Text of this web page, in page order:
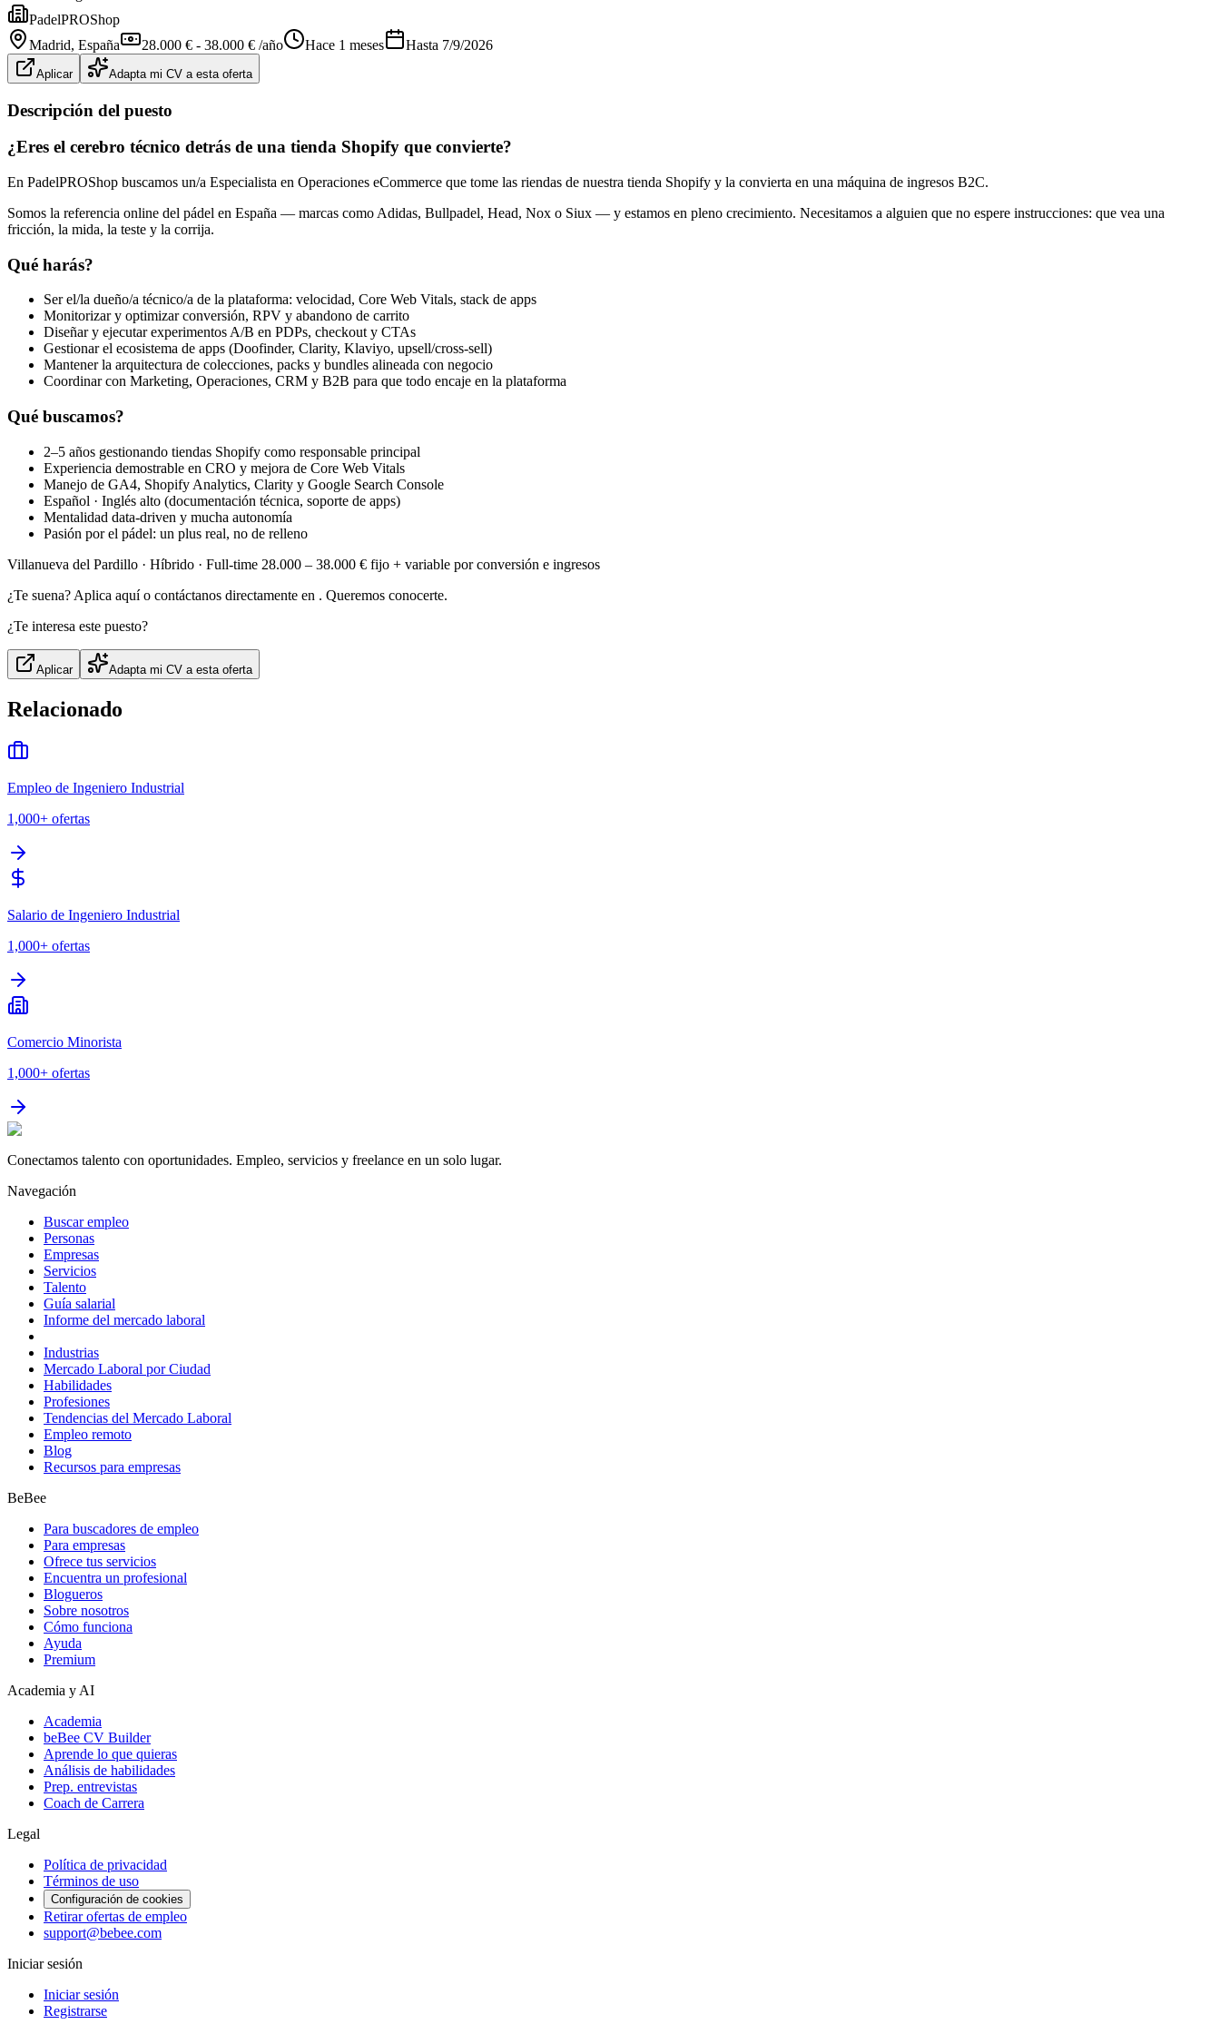
PadelPROShop
Madrid, España 28.000 € - 38.000 € /año Hace 1 meses Hasta 7/9/2026
Aplicar Adapta mi CV a esta oferta
Descripción del puesto
¿Eres el cerebro técnico detrás de una tienda Shopify que convierte?
En PadelPROShop buscamos un/a Especialista en Operaciones eCommerce que tome las riendas de nuestra tienda Shopify y la convierta en una máquina de ingresos B2C.
Somos la referencia online del pádel en España — marcas como Adidas, Bullpadel, Head, Nox o Siux — y estamos en pleno crecimiento. Necesitamos a alguien que no espere instrucciones: que vea una
fricción, la mida, la teste y la corrija.
Qué harás?
Ser el/la dueño/a técnico/a de la plataforma: velocidad, Core Web Vitals, stack de apps
Monitorizar y optimizar conversión, RPV y abandono de carrito
Diseñar y ejecutar experimentos A/B en PDPs, checkout y CTAs
Gestionar el ecosistema de apps (Doofinder, Clarity, Klaviyo, upsell/cross-sell)
Mantener la arquitectura de colecciones, packs y bundles alineada con negocio
Coordinar con Marketing, Operaciones, CRM y B2B para que todo encaje en la plataforma
Qué buscamos?
2–5 años gestionando tiendas Shopify como responsable principal
Experiencia demostrable en CRO y mejora de Core Web Vitals
Manejo de GA4, Shopify Analytics, Clarity y Google Search Console
Español · Inglés alto (documentación técnica, soporte de apps)
Mentalidad data-driven y mucha autonomía
Pasión por el pádel: un plus real, no de relleno
Villanueva del Pardillo · Híbrido · Full-time 28.000 – 38.000 € fijo + variable por conversión e ingresos
¿Te suena? Aplica aquí o contáctanos directamente en . Queremos conocerte.
¿Te interesa este puesto?
Aplicar Adapta mi CV a esta oferta
Relacionado
Empleo de Ingeniero Industrial
1,000+ ofertas
Salario de Ingeniero Industrial
1,000+ ofertas
Comercio Minorista
1,000+ ofertas
Conectamos talento con oportunidades. Empleo, servicios y freelance en un solo lugar.
Navegación
Buscar empleo
Personas
Empresas
Servicios
Talento
Guía salarial
Informe del mercado laboral
Industrias
Mercado Laboral por Ciudad
Habilidades
Profesiones
Tendencias del Mercado Laboral
Empleo remoto
Blog
Recursos para empresas
BeBee
Para buscadores de empleo
Para empresas
Ofrece tus servicios
Encuentra un profesional
Blogueros
Sobre nosotros
Cómo funciona
Ayuda
Premium
Academia y AI
Academia
beBee CV Builder
Aprende lo que quieras
Análisis de habilidades
Prep. entrevistas
Coach de Carrera
Legal
Política de privacidad
Términos de uso
Configuración de cookies
Retirar ofertas de empleo
support@bebee.com
Iniciar sesión
Iniciar sesión
Registrarse